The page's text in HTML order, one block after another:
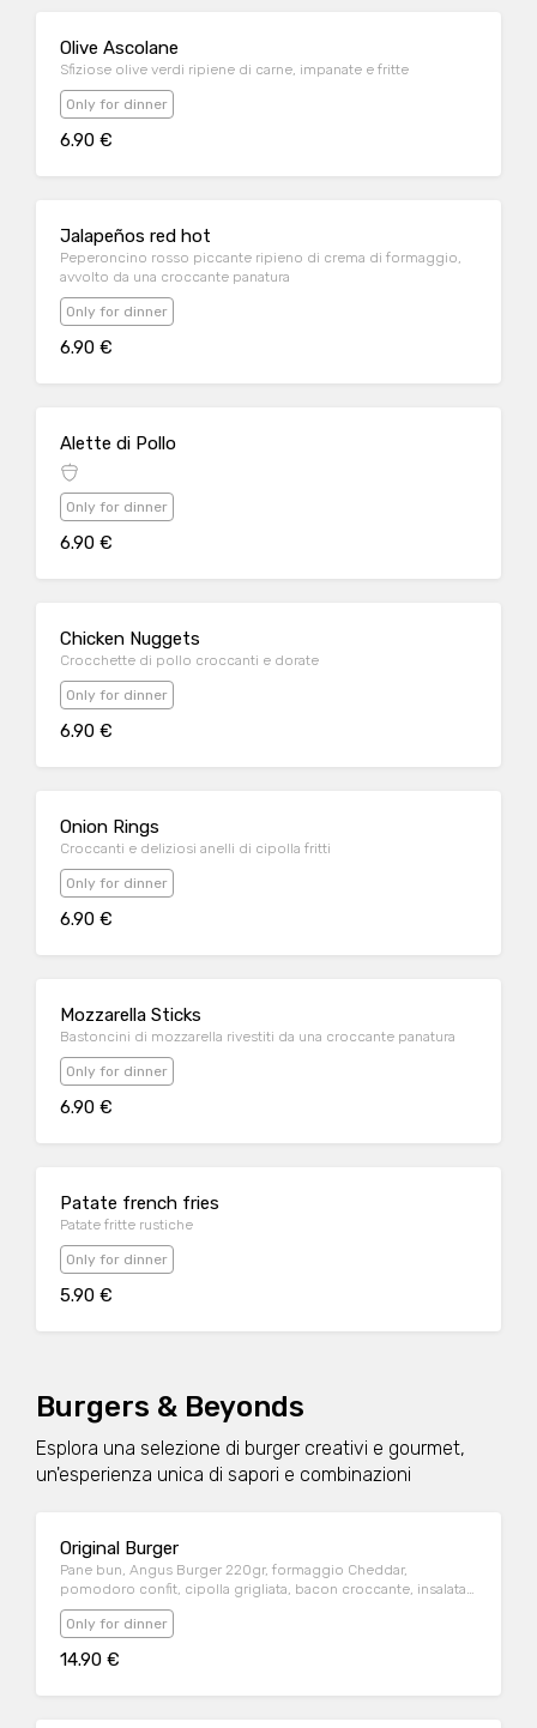
Olive Ascolane
Sfiziose olive verdi ripiene di carne, impanate e fritte
Only for dinner
6.90 €
Jalapeños red hot
Peperoncino rosso piccante ripieno di crema di formaggio,
avvolto da una croccante panatura
Only for dinner
6.90 €
Alette di Pollo
Only for dinner
6.90 €
Chicken Nuggets
Crocchette di pollo croccanti e dorate
Only for dinner
6.90 €
Onion Rings
Croccanti e deliziosi anelli di cipolla fritti
Only for dinner
6.90 €
Mozzarella Sticks
Bastoncini di mozzarella rivestiti da una croccante panatura
Only for dinner
6.90 €
Patate french fries
Patate fritte rustiche
Only for dinner
5.90 €
Burgers & Beyonds
Esplora una selezione di burger creativi e gourmet,
un'esperienza unica di sapori e combinazioni
Original Burger
Pane bun, Angus Burger 220gr, formaggio Cheddar,
pomodoro confit, cipolla grigliata, bacon croccante, insalata
iceberg e salsa BBQ
Only for dinner
14.90 €